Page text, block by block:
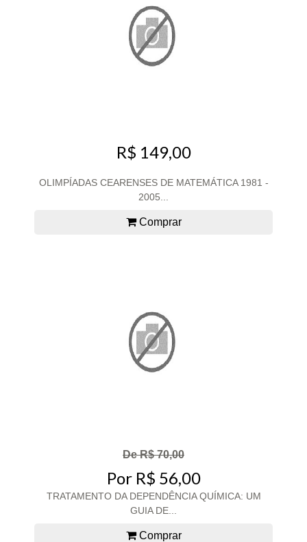
R$ 149,00
OLIMPÍADAS CEARENSES DE MATEMÁTICA 1981 -
2005...
Comprar
De R$ 70,00
Por R$ 56,00
TRATAMENTO DA DEPENDÊNCIA QUÍMICA: UM
GUIA DE...
Comprar